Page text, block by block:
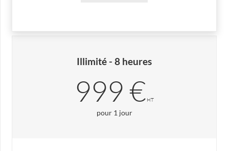
Illimité - 8 heures
999 € HT
pour 1 jour